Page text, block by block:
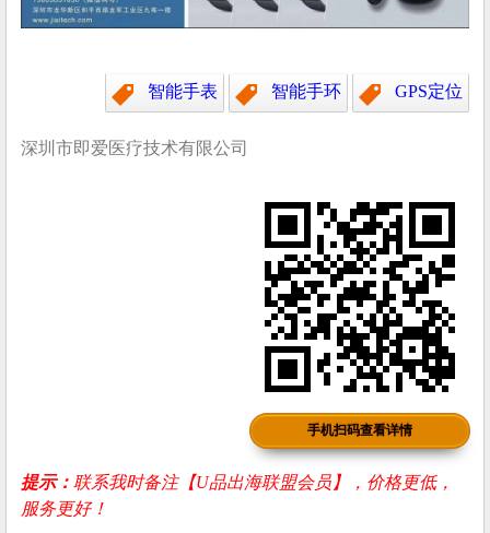
智能手表 智能手环 GPS定位
深圳市即爱医疗技术有限公司
手机扫码查看详情
提示：联系我时备注【U品出海联盟会员】，价格更低，
服务更好！